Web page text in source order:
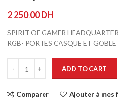
2 250,00DH
SPIRIT OF GAMER
RGB- PORTES CASQUE ET
ADD TO CART
Comparer Ajouter à mes